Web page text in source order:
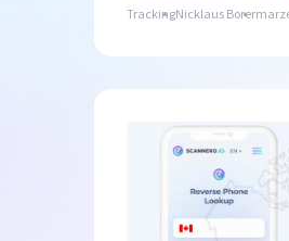
TrackingNicklaus Borer